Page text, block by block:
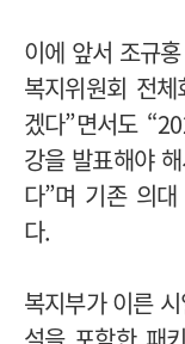
이에 앞서 조규
복지위원회 전
겠다”면서도
강을 발표해야
다”며 기존 의
다.
복지부가 이른